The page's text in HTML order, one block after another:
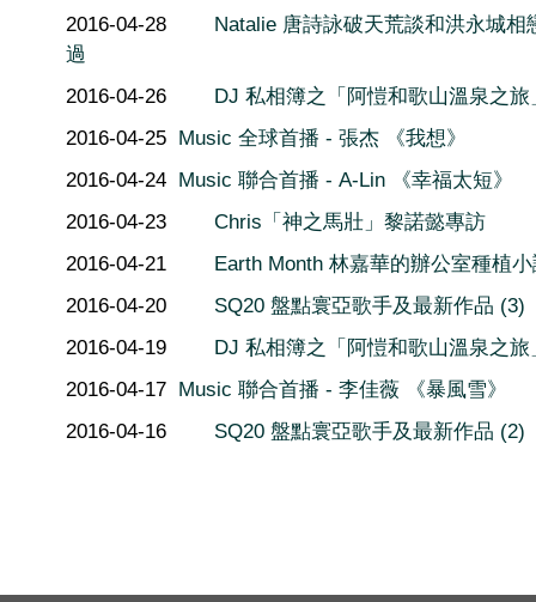
2016-04-28
Natalie 唐詩詠破天荒談和洪永城相
過
2016-04-26
DJ 私相簿之「阿愷和歌山溫泉之旅
2016-04-25 Music 全球首播 - 張杰 《我想》
2016-04-24 Music 聯合首播 - A-Lin 《幸福太短》
2016-04-23
Chris「神之馬壯」黎諾懿專訪
2016-04-21
Earth Month 林嘉華的辦公室種植
2016-04-20
SQ20 盤點寰亞歌手及最新作品 (3)
2016-04-19
DJ 私相簿之「阿愷和歌山溫泉之旅
2016-04-17 Music 聯合首播 - 李佳薇 《暴風雪》
2016-04-16
SQ20 盤點寰亞歌手及最新作品 (2)